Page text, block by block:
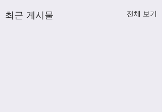
최근 게시물 전체 보기